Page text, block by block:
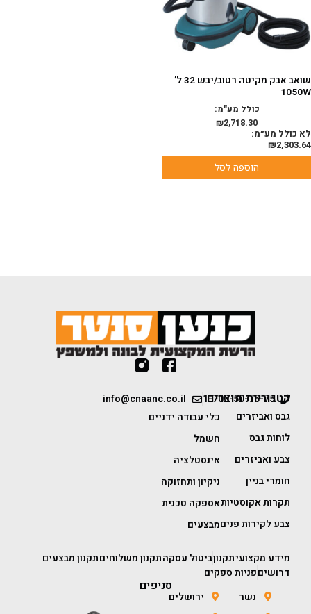
שואב אבק מקיטה רטוב/יבש 32 ל’
1050W
₪2,718.30
כולל מע"מ:
לא כולל מע״מ:
₪2,303.64
הוספה לסל
1-700-50-75-75
info@cnaanc.co.il קטגוריות מוצרים
גבס ואביזרים
לוחות גבס
צבע ואביזרים
חומרי בניין
תקרות אקוסטיות
צבע לקירות פנים
כלי עבודה ידניים
חשמל
אינסטלציה
ניקיון ותחזוקה
אספקה טכנית
מבצעים
מידע מקצועיתקנוןביטול עסקהתקנון משלוחיםתקנון מבצעים
דרושיםפניות ספקים
סניפים
נשר
ירושלים